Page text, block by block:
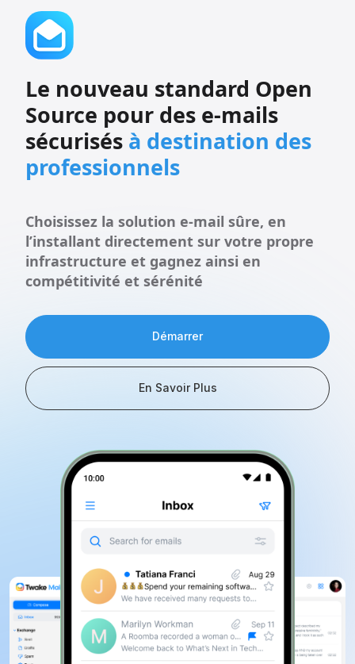
Le nouveau standard Open
Source pour des e-mails
sécurisés à destination des
professionnels
Choisissez la solution e-mail sûre, en
l’installant directement sur votre propre
infrastructure et gagnez ainsi en
compétitivité et sérénité
Démarrer
En Savoir Plus